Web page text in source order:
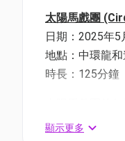
太陽馬戲團
日期：2025年5
地點：中環龍
時長：125分鐘
創意更新、技
顯示更多